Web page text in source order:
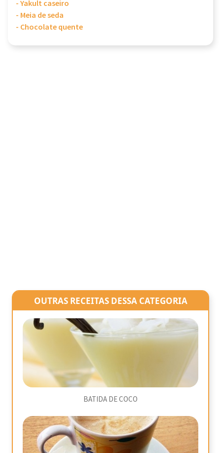
- Yakult caseiro
- Meia de seda
- Chocolate quente
OUTRAS RECEITAS DESSA CATEGORIA
BATIDA DE COCO